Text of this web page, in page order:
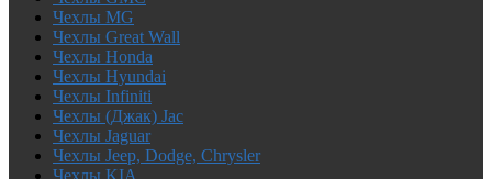
Чехлы MG
Чехлы Great Wall
Чехлы Honda
Чехлы Hyundai
Чехлы Infiniti
Чехлы (Джак) Jac
Чехлы Jaguar
Чехлы Jeep, Dodge, Chrysler